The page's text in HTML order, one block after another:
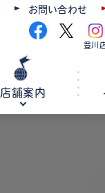
お問い合わせ
豊川
店舗案内